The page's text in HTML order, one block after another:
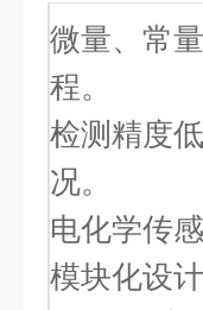
微量、常
程。
检测精度
况。
电化学传
模块化设